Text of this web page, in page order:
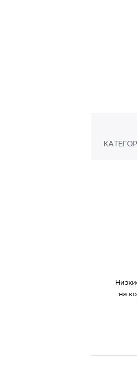
на